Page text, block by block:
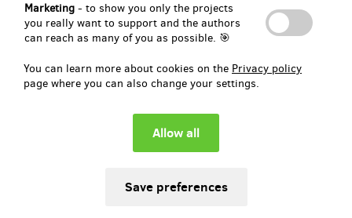
Marketing - to show you only the projects
you really want to support and the authors
can reach as many of you as possible. 🎯
You can learn more about cookies on the Privacy policy
page where you can also change your settings.
(CZK 299)
remaining 148from 150
6x balíček Sladkoslaný karamel
Kvalitní karamel obohacený o špetku soli.